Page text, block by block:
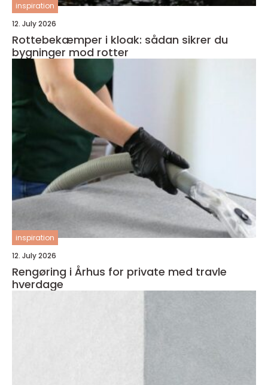
inspiration
12. July 2026
Rottebekæmper i kloak: sådan sikrer du
bygninger mod rotter
inspiration
12. July 2026
Rengøring i Århus for private med travle
hverdage